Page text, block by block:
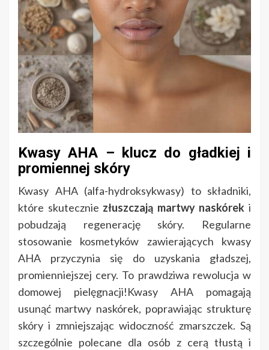
Kwasy AHA – klucz do gładkiej i
promiennej skóry
Kwasy AHA (alfa-hydroksykwasy) to składniki,
które skutecznie złuszczają martwy naskórek i
pobudzają regenerację skóry. Regularne
stosowanie kosmetyków zawierających kwasy
AHA przyczynia się do uzyskania gładszej,
promienniejszej cery. To prawdziwa rewolucja w
domowej pielęgnacji!Kwasy AHA pomagają
usunąć martwy naskórek, poprawiając strukturę
skóry i zmniejszając widoczność zmarszczek. Są
szczególnie polecane dla osób z cerą tłustą i